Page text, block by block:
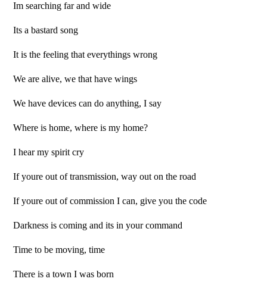
Im searching far and wide
Its a bastard song
It is the feeling that everythings wrong
We are alive, we that have wings
We have devices can do anything, I say
Where is home, where is my home?
I hear my spirit cry
If youre out of transmission, way out on the road
If youre out of commission I can, give you the code
Darkness is coming and its in your command
Time to be moving, time
There is a town I was born